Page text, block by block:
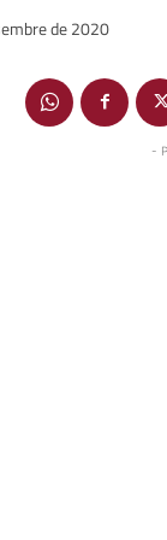
de 2020
-